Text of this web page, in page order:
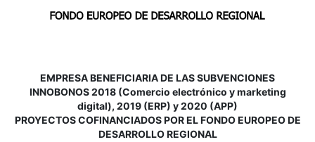
EMPRESA BENEFICIARIA DE LAS SUBVENCIONES
INNOBONOS 2018 (Comercio electrónico y marketing
digital), 2019 (ERP) y 2020 (APP)
PROYECTOS COFINANCIADOS POR EL FONDO EUROPEO DE
DESARROLLO REGIONAL